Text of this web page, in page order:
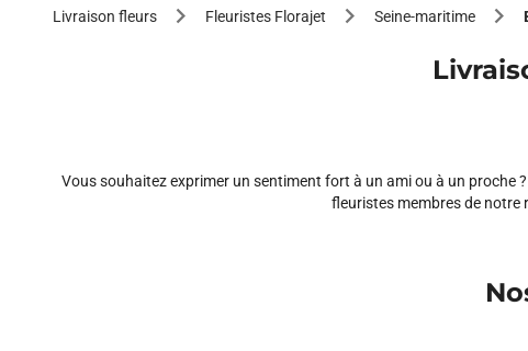
Livraison fleurs Fleuristes Florajet Seine-maritime
Vous souhaitez exprimer un sentiment fort à un ami ou à un
fleuristes membres de notre